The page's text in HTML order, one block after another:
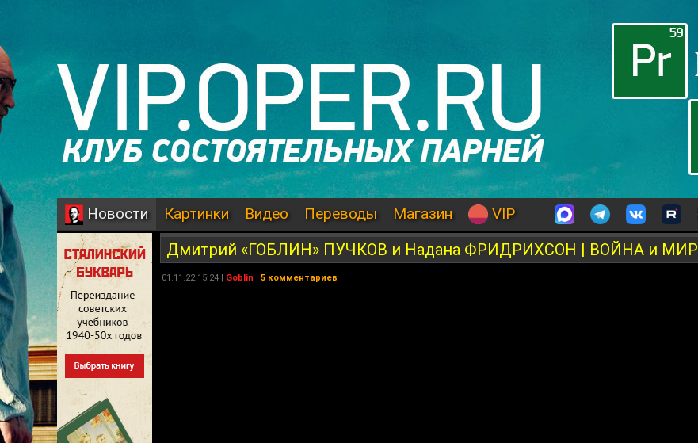
Новости Картинки Видео Переводы Магазин VIP
Дмитрий «ГОБЛИН» ПУЧКОВ и Надана ФРИДРИХСОН | ВОЙНА и МИР
01.11.22 15:24 | Goblin | 5 комментариев